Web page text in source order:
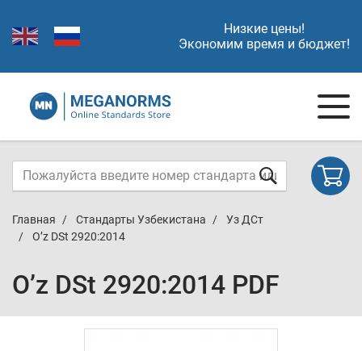
Низкие цены!
Экономим время и бюджет!
Главная Стандарты Узбекистана
Уз ДСт
O’z DSt 2920:2014
O’z DSt 2920:2014 PDF